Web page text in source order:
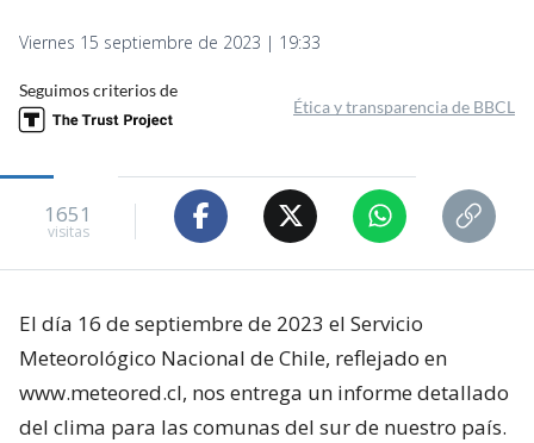
Viernes 15 septiembre de 2023 | 19:33
Seguimos criterios de
Ética y transparencia de BBCL
1651
visitas
El día 16 de septiembre de 2023 el Servicio
Meteorológico Nacional de Chile, reflejado en
www.meteored.cl, nos entrega un informe detallado
del clima para las comunas del sur de nuestro país.